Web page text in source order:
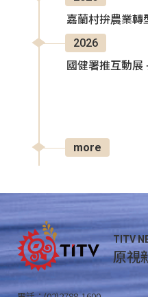
嘉蘭村拚農業轉
2026
國健署推互動展
more
TITV
原視